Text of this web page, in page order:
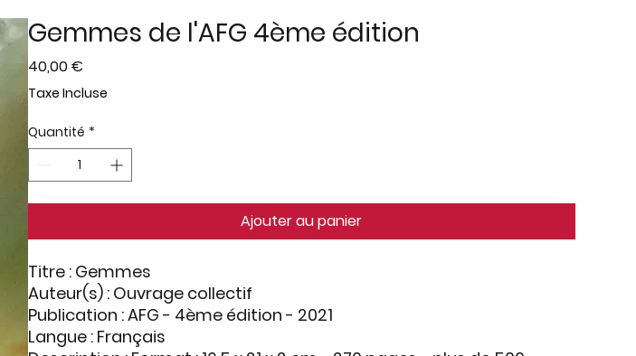
Gemmes de l'AFG 4ème édition
40,00 €
Taxe Incluse
Quantité *
Ajouter au panier
Titre : Gemmes
Auteur(s) : Ouvrage collectif
Publication : AFG - 4ème édition - 2021
Langue : Français